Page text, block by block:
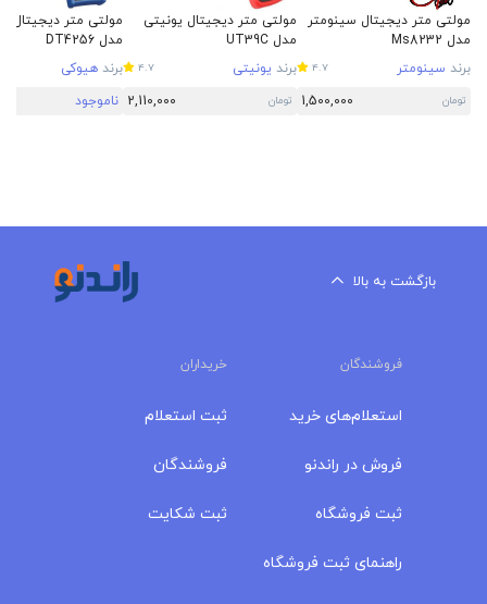
مولتی متر دیجیتال سینومتر
مدل Ms8232
برند سینومتر 4.7
تومان 1,500,000
مولتی متر دیجیتال یونیتی
مدل UT39C
برند یونیتی 4.7
تومان 2,110,000
مولتی متر دیجیتال
مدل DT4256
برند هیوکی
ناموجود
بازگشت به بالا
فروشندگان خریداران
استعلام‌های خرید
فروش در راندنو
ثبت فروشگاه
راهنمای ثبت فروشگاه
ثبت استعلام
فروشندگان
ثبت شکایت